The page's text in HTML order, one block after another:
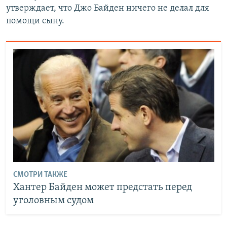
утверждает, что Джо Байден ничего не делал для
помощи сыну.
СМОТРИ ТАКЖЕ
Хантер Байден может предстать перед
уголовным судом